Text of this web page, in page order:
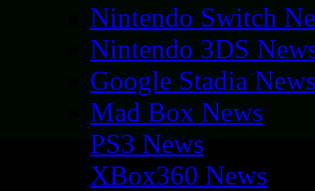
Nintendo Switch
Nintendo 3DS
Google Stadia
Mad Box News
PS3 News
XBox360 News